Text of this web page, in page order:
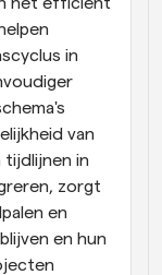
in
van
in
zorgt
en
en hun